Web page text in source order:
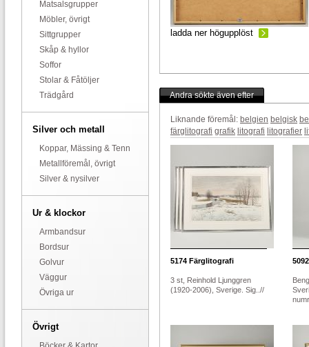
Matsalsgrupper
Möbler, övrigt
Sittgrupper
Skåp & hyllor
Soffor
Stolar & Fåtöljer
Trädgård
Silver och metall
Koppar, Mässing & Tenn
Metallföremål, övrigt
Silver & nysilver
Ur & klockor
Armbandsur
Bordsur
Golvur
Väggur
Övriga ur
Övrigt
ladda ner högupplöst
Andra sökte även efter
Liknande föremål: belgien belgisk
färglitografi grafik litografi litografier
5174 Färglitografi
3 st, Reinhold Ljunggren
(1920-2006), Sverige. Sig..//
5092